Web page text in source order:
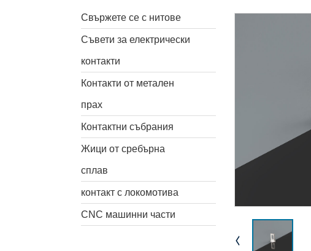
Свържете се с нитове
Съвети за електрически
контакти
Контакти от метален
прах
Контактни събрания
Жици от сребърна
сплав
контакт с локомотива
CNC машинни части